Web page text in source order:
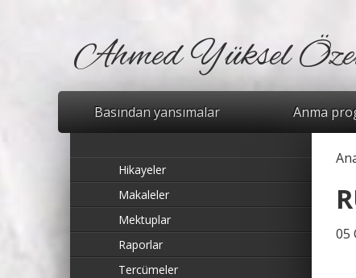
Ahmed Yüksel
Basından yansımalar Anma
Hikayeler
Makaleler
Mektuplar
Raporlar
Tercümeler
05